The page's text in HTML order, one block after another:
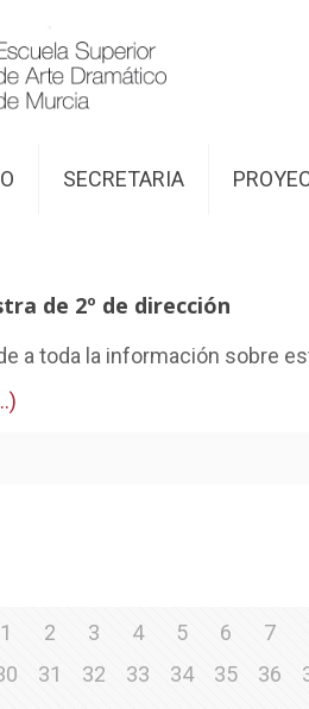
SECRETARIA
de 2º de dirección
a toda la información sobre
1 2 3 4 5 6 7
31 32 33 34 35 36